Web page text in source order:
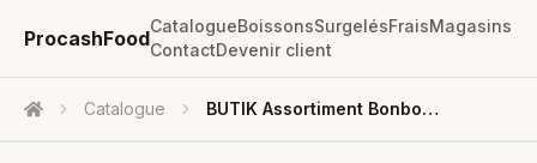
ProcashFood
CatalogueBoissonsSurgelésFraisMagasins
ContactDevenir client
Accueil Catalogue BUTIK Assortiment Bonbon 350g